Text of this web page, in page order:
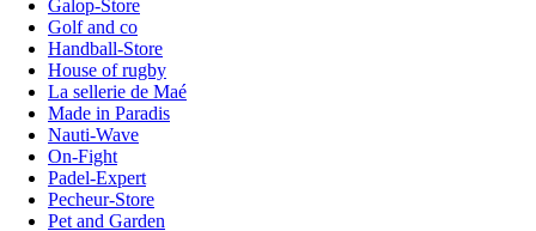
Galop-Store
Golf and co
Handball-Store
House of rugby
La sellerie de Maé
Made in Paradis
Nauti-Wave
On-Fight
Padel-Expert
Pecheur-Store
Pet and Garden